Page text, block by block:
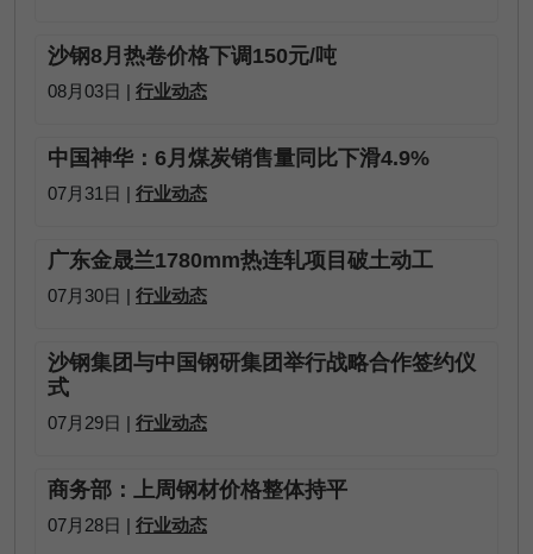
沙钢8月热卷价格下调150元/吨
08月03日 | 行业动态
中国神华：6月煤炭销售量同比下滑4.9%
07月31日 | 行业动态
广东金晟兰1780mm热连轧项目破土动工
07月30日 | 行业动态
沙钢集团与中国钢研集团举行战略合作签约仪
式
07月29日 | 行业动态
商务部：上周钢材价格整体持平
07月28日 | 行业动态